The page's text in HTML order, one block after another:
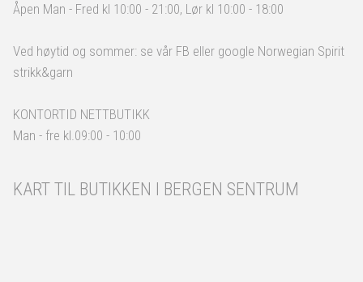
Åpen Man - Fred kl 10:00 - 21:00, Lør kl 10:00 - 18:00
Ved høytid og sommer: se vår FB eller google Norwegian Spirit
strikk&garn
KONTORTID NETTBUTIKK
Man - fre kl.09:00 - 10:00
KART TIL BUTIKKEN I BERGEN SENTRUM